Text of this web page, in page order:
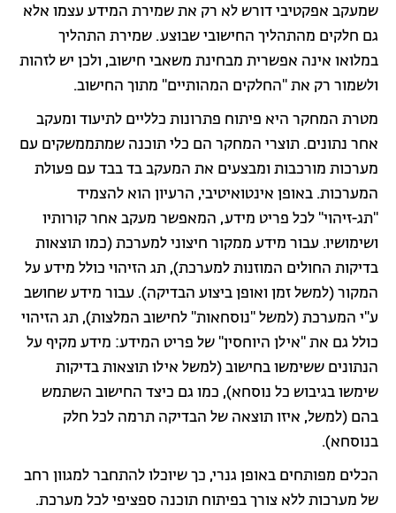
שמעקב אפקטיבי דורש לא רק את שמירת המידע עצמו אלא
גם חלקים מהתהליך החישובי שבוצע. שמירת התהליך
במלואו אינה אפשרית מבחינת משאבי חישוב, ולכן יש לזהות
ולשמור רק את "החלקים המהותיים" מתוך החישוב.
מטרת המחקר היא פיתוח פתרונות כלליים לתיעוד ומעקב
אחר נתונים. תוצרי המחקר הם כלי תוכנה שמתממשקים עם
מערכות מורכבות ומבצעים את המעקב בד בבד עם פעולת
המערכות. באופן אינטואיטיבי, הרעיון הוא להצמיד
"תג-זיהוי" לכל פריט מידע, המאפשר מעקב אחר קורותיו
ושימושיו. עבור מידע ממקור חיצוני למערכת (כמו תוצאות
בדיקות החולים המוזנות למערכת), תג הזיהוי כולל מידע על
המקור (למשל זמן ואופן ביצוע הבדיקה). עבור מידע שחושב
ע"י המערכת (למשל "נוסחאות" לחישוב המלצות), תג הזיהוי
כולל גם את "אילן היוחסין" של פריט המידע: מידע מקיף על
הנתונים ששימשו בחישוב (למשל אילו תוצאות בדיקות
שימשו בגיבוש כל נוסחא), כמו גם כיצד החישוב השתמש
בהם (למשל, איזו תוצאה של הבדיקה תרמה לכל חלק
בנוסחא).
הכלים מפותחים באופן גנרי, כך שיוכלו להתחבר למגוון רחב
של מערכות ללא צורך בפיתוח תוכנה ספציפי לכל מערכת.